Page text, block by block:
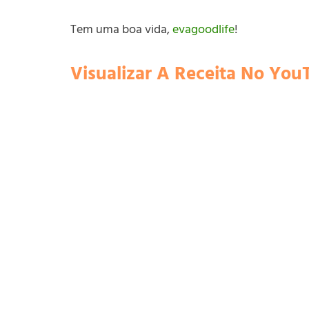
Tem uma boa vida,evagoodlife!
Visualizar A Receita No